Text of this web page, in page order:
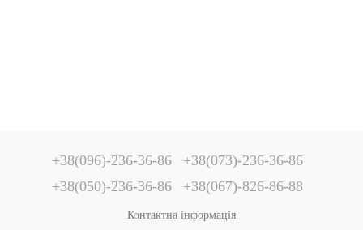
+38(096)-236-36-86
+38(073)-236-36-86
+38(050)-236-36-86
+38(067)-826-86-88
Контактна інформація